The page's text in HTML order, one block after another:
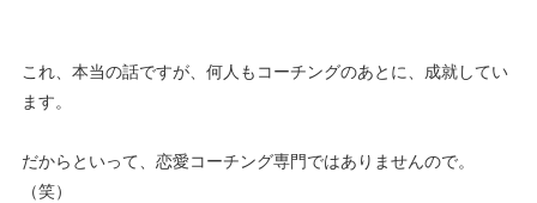
これ、本当の話ですが、何人もコーチングのあとに、成就してい
ます。
だからといって、恋愛コーチング専門ではありませんので。
（笑）